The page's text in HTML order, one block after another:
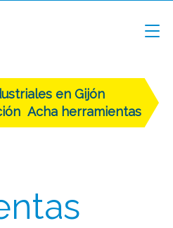
en Gijón
Acha herramientas